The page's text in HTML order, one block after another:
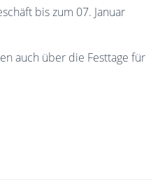
bis zum 07. Januar
auch über die Festtage für